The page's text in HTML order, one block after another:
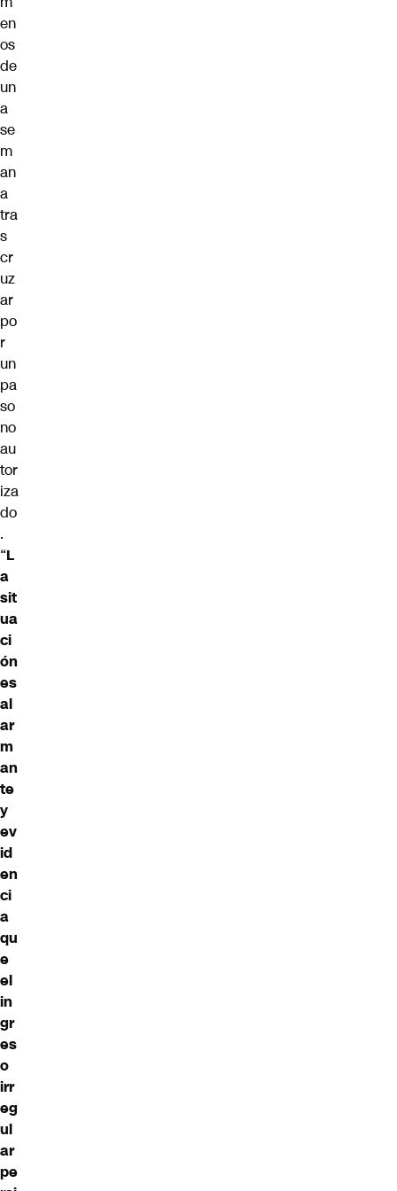
en
os
de
un
a
se
m
an
a
tra
s
cr
uz
ar
po
r
un
pa
so
no
au
tor
iza
do
.
“L
a
sit
ua
ci
ón
es
al
ar
m
an
te
y
ev
id
en
ci
a
qu
e
el
in
gr
es
o
irr
eg
ul
ar
pe